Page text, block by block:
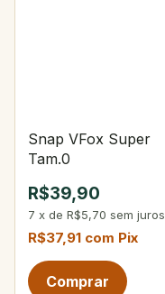
Snap VFox Super
Tam.0
R$39,90
7 x de R$5,70 sem juros
R$37,91 com Pix